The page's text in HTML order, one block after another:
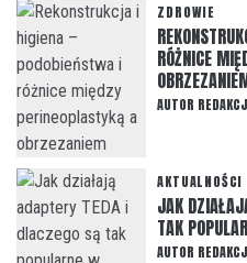
ZDROWIE
RÓŻNICE
AUTOR
AKTUALNOŚCI
JAK
TAK
AUTOR